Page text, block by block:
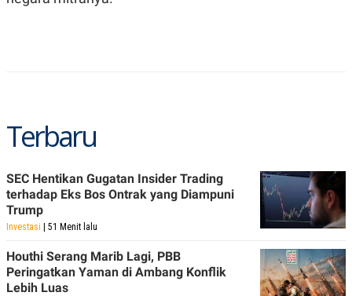
Terbaru
SEC Hentikan Gugatan Insider Trading
terhadap Eks Bos Ontrak yang Diampuni
Trump
Investasi | 51 Menit lalu
Houthi Serang Marib Lagi, PBB
Peringatkan Yaman di Ambang Konflik
Lebih Luas